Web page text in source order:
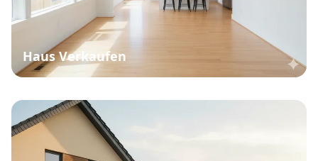
Haus Verkaufen